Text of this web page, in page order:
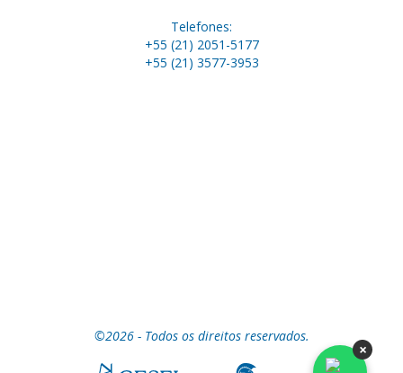
Telefones:
+55 (21) 2051-5177
+55 (21) 3577-3953
©2026 - Todos os direitos reservados.
×